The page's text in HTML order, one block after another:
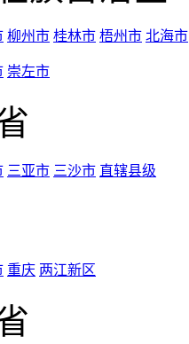
柳州市 桂林市 梧州市 北海市
崇左市
三亚市 三沙市 直辖县级
重庆 两江新区